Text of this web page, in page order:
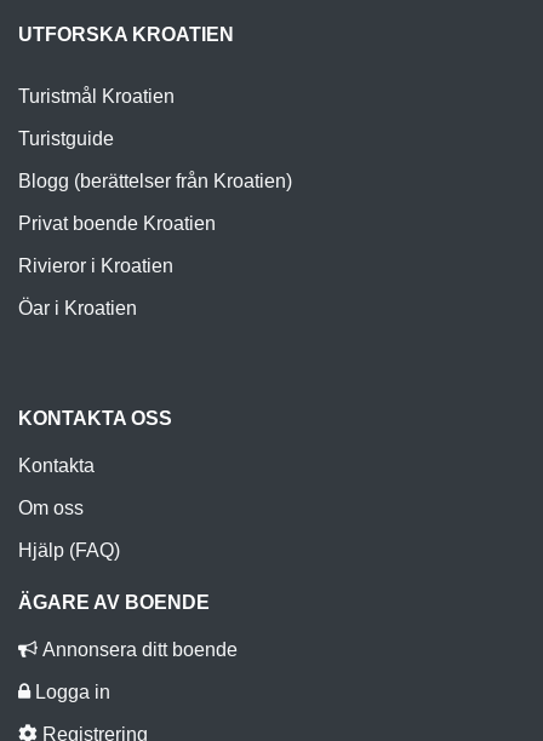
UTFORSKA KROATIEN
Turistmål Kroatien
Turistguide
Blogg (berättelser från Kroatien)
Privat boende Kroatien
Rivieror i Kroatien
Öar i Kroatien
KONTAKTA OSS
Kontakta
Om oss
Hjälp (FAQ)
ÄGARE AV BOENDE
Annonsera ditt boende
Logga in
Registrering